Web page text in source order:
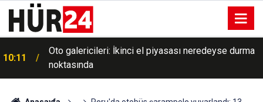
10:11
Oto galericileri: İkinci el piyasası neredeyse durma
noktasında